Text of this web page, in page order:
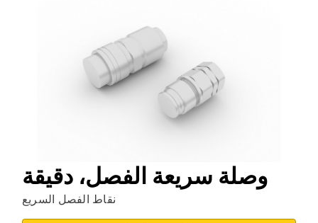
وصلة سريعة الفصل، دقيقة
نقاط الفصل السريع